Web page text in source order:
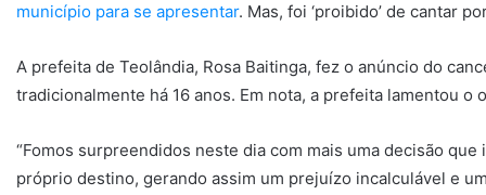
município para se apresentar. Mas, foi ‘proibido’ de cantar
A prefeita de Teolândia, Rosa Baitinga, fez o anúncio do
tradicionalmente há 16 anos. Em nota, a prefeita lamentou o
“Fomos surpreendidos neste dia com mais uma decisão
próprio destino, gerando assim um prejuízo incalculável e